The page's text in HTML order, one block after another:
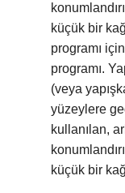
küçük bir
programı
programı.
(veya
yüzeylere
kullanılan,
küçük bir